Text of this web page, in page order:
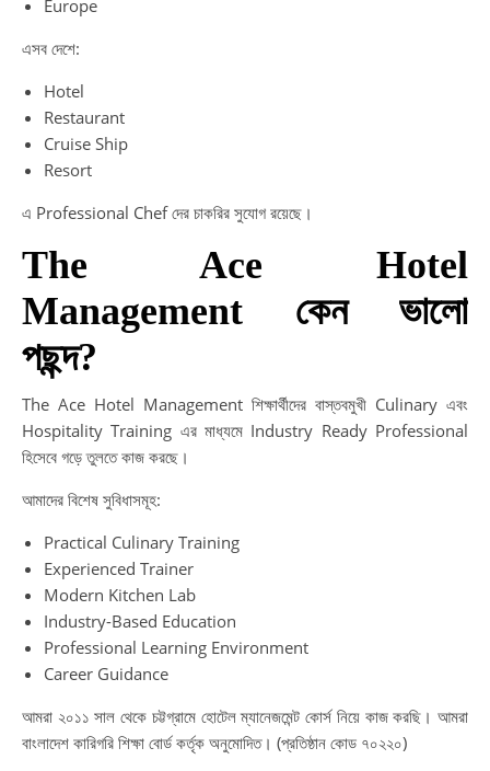
Europe
এসব দেশে:
Hotel
Restaurant
Cruise Ship
Resort
এ Professional Chef দের চাকরির সুযোগ রয়েছে।
The Ace Hotel
Management কেন ভালো
পছন্দ?
The Ace Hotel Management শিক্ষার্থীদের বাস্তবমুখী Culinary এবং
Hospitality Training এর মাধ্যমে Industry Ready Professional
হিসেবে গড়ে তুলতে কাজ করছে।
আমাদের বিশেষ সুবিধাসমূহ:
Practical Culinary Training
Experienced Trainer
Modern Kitchen Lab
Industry-Based Education
Professional Learning Environment
Career Guidance
আমরা ২০১১ সাল থেকে চট্টগ্রামে হোটেল ম্যানেজমেন্ট কোর্স নিয়ে কাজ করছি। আমরা
বাংলাদেশ কারিগরি শিক্ষা বোর্ড কর্তৃক অনুমোদিত। (প্রতিষ্ঠান কোড ৭০২২০)